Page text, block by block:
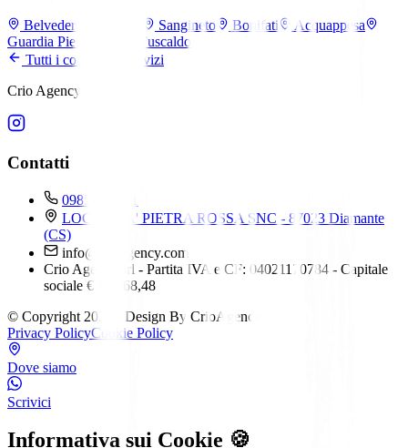
Belvedere Marittimo Sangineto Bonifati
Acquappesa
Guardia Piemontese
Fuscaldo
Tutti i comuni e i servizi
Crio Agency srl
Contatti
0985 232111
LOCALITA' PIETRA ROSSA SNC - 87023 Diamante
(CS)
info@crioagency.com
Crio Agency srl - Partita IVA e CF: 04021170784 - Capitale
sociale € 15.868,48
© Copyright 2026 - Design By CrioAgency
Privacy PolicyCookie Policy
Dove siamo
Scrivici
Informativa sui Cookie 🍪